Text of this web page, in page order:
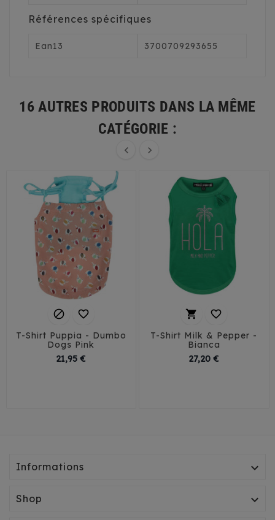
Références spécifiques
Ean13 3700709293655
16 AUTRES PRODUITS DANS LA MÊME
CATÉGORIE :
 
 
T-Shirt Puppia - Dumbo
Dogs Pink
21,95 €
 
T-Shirt Milk & Pepper -
Bianca
27,20 €
Informations 
Shop 